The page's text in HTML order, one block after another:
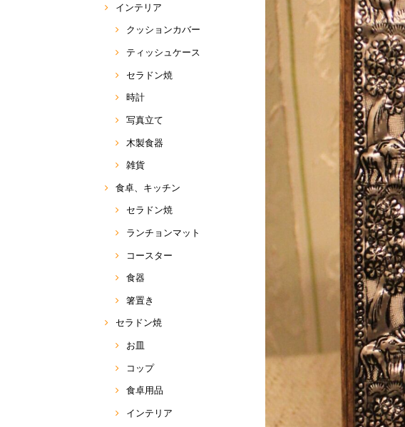
インテリア
クッションカバー
ティッシュケース
セラドン焼
時計
写真立て
木製食器
雑貨
食卓、キッチン
セラドン焼
ランチョンマット
コースター
食器
箸置き
セラドン焼
お皿
コップ
食卓用品
インテリア